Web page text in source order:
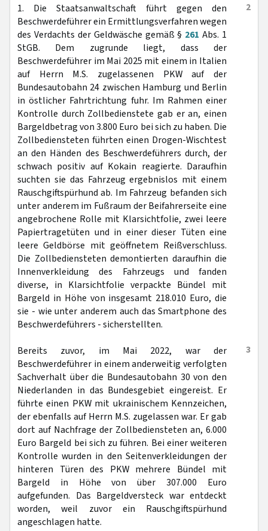
2
1. Die Staatsanwaltschaft führt gegen den
Beschwerdeführer ein Ermittlungsverfahren wegen
des Verdachts der Geldwäsche gemäß § 261 Abs. 1
StGB. Dem zugrunde liegt, dass der
Beschwerdeführer im Mai 2025 mit einem in Italien
auf Herrn M.S. zugelassenen PKW auf der
Bundesautobahn 24 zwischen Hamburg und Berlin
in östlicher Fahrtrichtung fuhr. Im Rahmen einer
Kontrolle durch Zollbedienstete gab er an, einen
Bargeldbetrag von 3.800 Euro bei sich zu haben. Die
Zollbediensteten führten einen Drogen-Wischtest
an den Händen des Beschwerdeführers durch, der
schwach positiv auf Kokain reagierte. Daraufhin
suchten sie das Fahrzeug ergebnislos mit einem
Rauschgiftspürhund ab. Im Fahrzeug befanden sich
unter anderem im Fußraum der Beifahrerseite eine
angebrochene Rolle mit Klarsichtfolie, zwei leere
Papiertragetüten und in einer dieser Tüten eine
leere Geldbörse mit geöffnetem Reißverschluss.
Die Zollbediensteten demontierten daraufhin die
Innenverkleidung des Fahrzeugs und fanden
diverse, in Klarsichtfolie verpackte Bündel mit
Bargeld in Höhe von insgesamt 218.010 Euro, die
sie - wie unter anderem auch das Smartphone des
Beschwerdeführers - sicherstellten.
3
Bereits zuvor, im Mai 2022, war der
Beschwerdeführer in einem anderweitig verfolgten
Sachverhalt über die Bundesautobahn 30 von den
Niederlanden in das Bundesgebiet eingereist. Er
führte einen PKW mit ukrainischem Kennzeichen,
der ebenfalls auf Herrn M.S. zugelassen war. Er gab
dort auf Nachfrage der Zollbediensteten an, 6.000
Euro Bargeld bei sich zu führen. Bei einer weiteren
Kontrolle wurden in den Seitenverkleidungen der
hinteren Türen des PKW mehrere Bündel mit
Bargeld in Höhe von über 307.000 Euro
aufgefunden. Das Bargeldversteck war entdeckt
worden, weil zuvor ein Rauschgiftspürhund
angeschlagen hatte.